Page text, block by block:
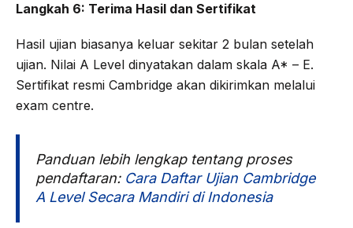
Langkah 6: Terima Hasil dan Sertifikat
Hasil ujian biasanya keluar sekitar 2 bulan setelah
ujian. Nilai A Level dinyatakan dalam skala A* – E.
Sertifikat resmi Cambridge akan dikirimkan melalui
exam centre.
Panduan lebih lengkap tentang proses
pendaftaran: Cara Daftar Ujian Cambridge
A Level Secara Mandiri di Indonesia